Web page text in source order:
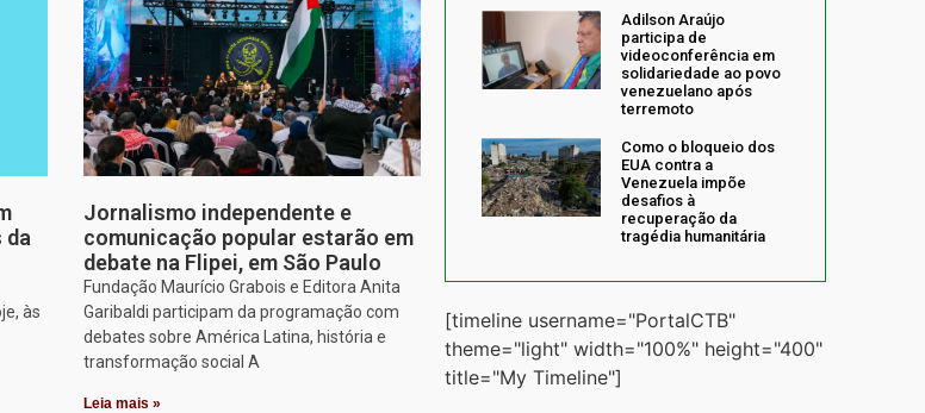
da
às
Jornalismo independente e
comunicação popular estarão em
debate na Flipei, em São Paulo
Fundação Maurício Grabois e Editora Anita
Garibaldi participam da programação com
debates sobre América Latina, história e
transformação social A
Leia mais »
Adilson Araújo
participa de
videoconferência em
solidariedade ao povo
venezuelano após
terremoto
Como o bloqueio dos
EUA contra a
Venezuela impõe
desafios à
recuperação da
tragédia humanitária
[timeline username="PortalCTB"
theme="light" width="100%" height="400"
title="My Timeline"]